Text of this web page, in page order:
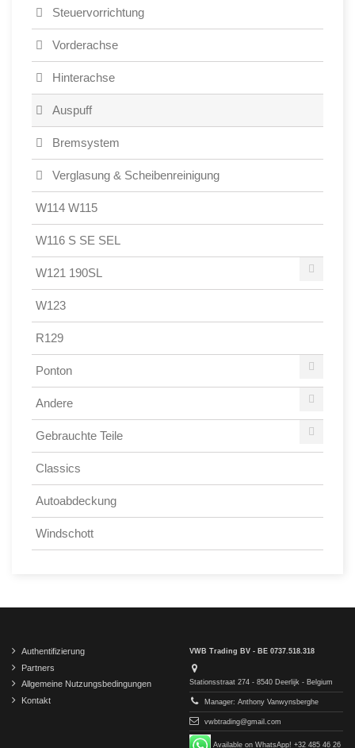
Steuervorrichtung
Vorderachse
Hinterachse
Auspuff
Bremsystem
Verglasung & Scheibenreinigung
W114 W115
W116 S SE SEL
W121 190SL
W123
R129
Ponton
Andere
Gebrauchte Teile
Classics
Autoabdeckung
Windschott
Authentifizierung
Partners
Allgemeine Nutzungsbedingungen
Kontakt
VWB Trading BV - BE 0737.518.318
Stationsstraat 274 - 8540 Deerlijk - Belgium
Manager: Anthony Vanwynsberghe
vwbtrading@gmail.com
Available on WhatsApp! +32 485 46 26